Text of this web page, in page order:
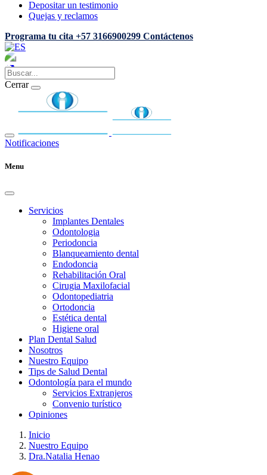
Depositar un testimonio
Quejas y reclamos
Programa tu cita +57 3166900299 Contáctenos
Cerrar
Notificaciones
Menu
Servicios
Implantes Dentales
Odontologia
Periodoncia
Blanqueamiento dental
Endodoncia
Rehabilitación Oral
Cirugia Maxilofacial
Odontopediatria
Ortodoncia
Estética dental
Higiene oral
Plan Dental Salud
Nosotros
Nuestro Equipo
Tips de Salud Dental
Odontología para el mundo
Servicios Extranjeros
Convenio turístico
Opiniones
Inicio
Nuestro Equipo
Dra.Natalia Henao